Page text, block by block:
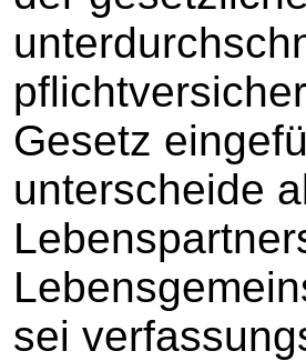
Gesetz
unterscheide
sei